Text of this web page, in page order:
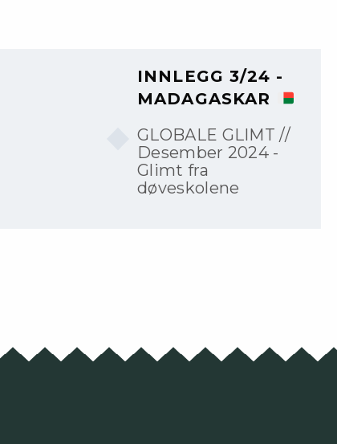
INNLEGG 3/24 -
MADAGASKAR
GLOBALE GLIMT //
Desember 2024 -
Glimt fra
døveskolene